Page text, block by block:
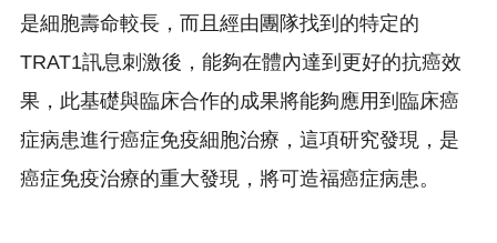
是細胞壽命較長， 而且經由團隊找到的特定的
TRAT1訊息刺激後， 能夠在體內達到更好的抗癌效
果， 此基礎與臨床合作的成果將能夠應用到臨床癌
症病患進行癌症免疫細胞治療，這項研究發現，是
癌症免疫治療的重大發現， 將可造福癌症病患。